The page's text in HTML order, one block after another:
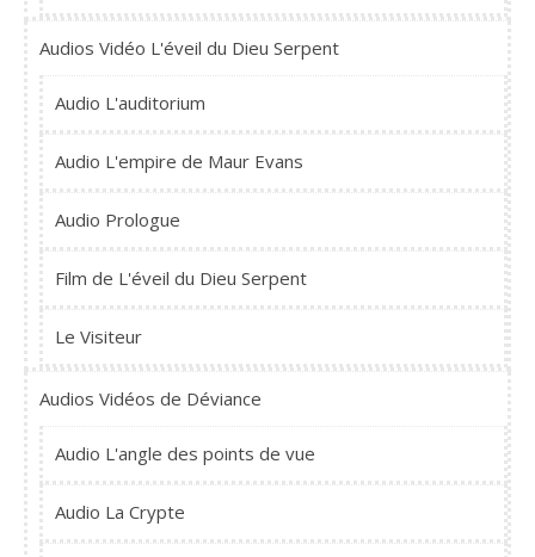
Audios Vidéo L'éveil du Dieu Serpent
Audio L'auditorium
Audio L'empire de Maur Evans
Audio Prologue
Film de L'éveil du Dieu Serpent
Le Visiteur
Audios Vidéos de Déviance
Audio L'angle des points de vue
Audio La Crypte